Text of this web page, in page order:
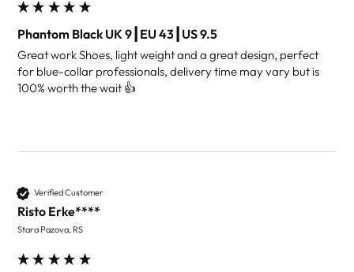
Phantom Black UK 9┃EU 43┃US 9.5
Great work Shoes, light weight and a great design, perfect
for blue-collar professionals, delivery time may vary but is
100% worth the wait 👍
Verified Customer
Risto Erke****
Stara Pazova, RS